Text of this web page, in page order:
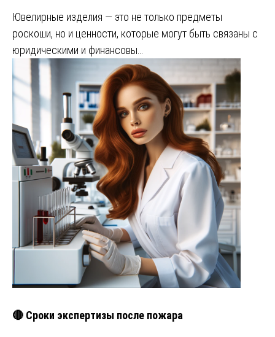
Ювелирные изделия — это не только предметы
роскоши, но и ценности, которые могут быть связаны с
юридическими и финансовы…
🔴 Сроки экспертизы после пожара